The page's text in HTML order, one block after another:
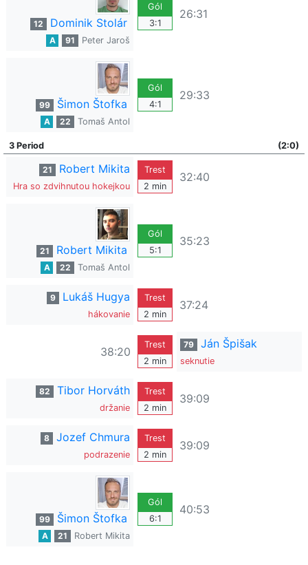
12 Dominik Stolár
A 91 Peter Jaroš
Gól
3:1
26:31
99 Šimon Štofka
A 22 Tomaš Antol
Gól
4:1
29:33
3 Period (2:0)
21 Robert Mikita
Hra so zdvihnutou hokejkou
Trest
2 min
32:40
21 Robert Mikita
A 22 Tomaš Antol
Gól
5:1
35:23
9 Lukáš Hugya
hákovanie
Trest
2 min
37:24
38:20
Trest
2 min
79 Ján Špišak
seknutie
82 Tibor Horváth
držanie
Trest
2 min
39:09
8 Jozef Chmura
podrazenie
Trest
2 min
39:09
99 Šimon Štofka
A 21 Robert Mikita
Gól
6:1
40:53